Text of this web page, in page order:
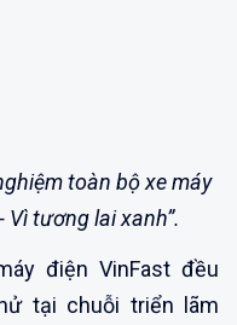
toàn bộ xe máy
Vì tương lai xanh”.
điện VinFast đều
tại chuỗi triển lãm